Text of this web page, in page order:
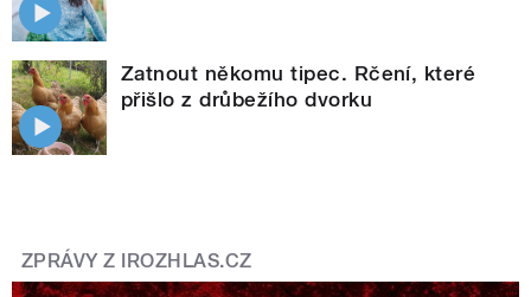
Zatnout někomu tipec. Rčení, které
přišlo z drůbežího dvorku
ZPRÁVY Z IROZHLAS.CZ